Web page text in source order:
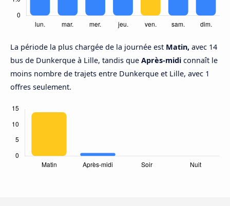
La période la plus chargée de la journée est Matin, avec 14
bus de Dunkerque à Lille, tandis que Après-midi connaît le
moins nombre de trajets entre Dunkerque et Lille, avec 1
offres seulement.